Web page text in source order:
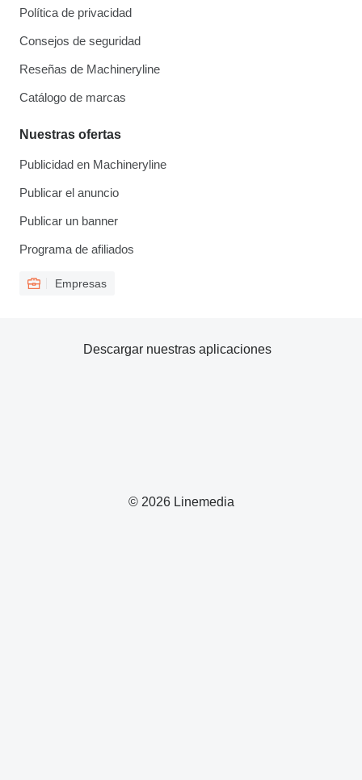
Política de privacidad
Consejos de seguridad
Reseñas de Machineryline
Catálogo de marcas
Nuestras ofertas
Publicidad en Machineryline
Publicar el anuncio
Publicar un banner
Programa de afiliados
Empresas
© 2026 Linemedia
Descargar nuestras aplicaciones